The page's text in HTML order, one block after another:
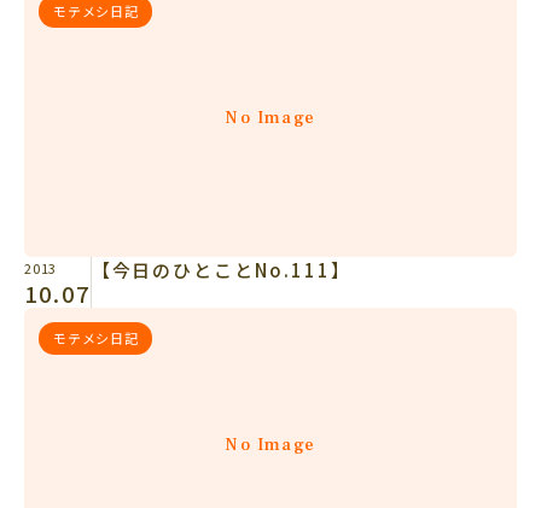
No Image
モテメシ日記
2013
10.07
【今日のひとことNo.111】
No Image
モテメシ日記